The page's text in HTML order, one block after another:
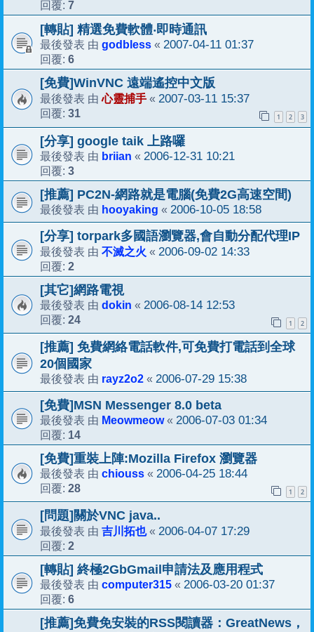
回覆: 7
[轉貼] 精選免費軟體‧即時通訊
最後發表 由 godbless « 2007-04-11 01:37
回覆: 6
[免費]WinVNC 遠端遙控中文版
最後發表 由心靈捕手 « 2007-03-11 15:37
回覆: 31 1 2 3
[分享] google taik 上路囉
最後發表 由 briian « 2006-12-31 10:21
回覆: 3
[推薦] PC2N-網路就是電腦(免費2G高速空間)
最後發表 由 hooyaking « 2006-10-05 18:58
[分享] torpark多國語瀏覽器,會自動分配代理IP
最後發表 由 不滅之火 « 2006-09-02 14:33
回覆: 2
[其它]網路電視
最後發表 由 dokin « 2006-08-14 12:53
回覆: 24 1 2
[推薦] 免費網絡電話軟件,可免費打電話到全球
20個國家
最後發表 由 rayz2o2 « 2006-07-29 15:38
[免費]MSN Messenger 8.0 beta
最後發表 由 Meowmeow« 2006-07-03 01:34
回覆: 14
[免費]重裝上陣:Mozilla Firefox 瀏覽器
最後發表 由 chiouss « 2006-04-25 18:44
回覆: 28 1 2
[問題]關於VNC java..
最後發表 由 吉川拓也« 2006-04-07 17:29
回覆: 2
[轉貼] 終極2GbGmail申請法及應用程式
最後發表 由 computer315 « 2006-03-20 01:37
回覆: 6
[推薦]免費免安裝的RSS閱讀器：GreatNews，